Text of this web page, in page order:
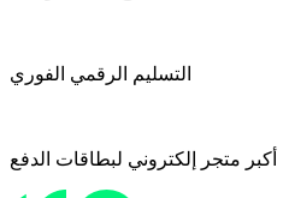
التسليم الرقمي الفوري
أكبر متجر إلكتروني لبطاقات الدفع